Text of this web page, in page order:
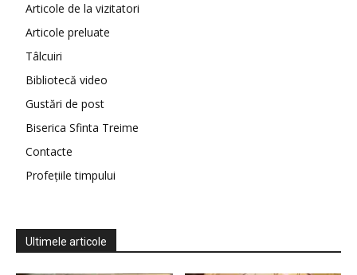
Articole de la vizitatori
Articole preluate
Tâlcuiri
Bibliotecă video
Gustări de post
Biserica Sfinta Treime
Contacte
Profețiile timpului
Ultimele articole